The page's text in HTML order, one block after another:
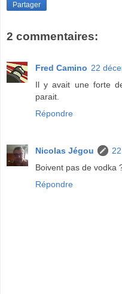
Partager
2 commentaires:
Fred Camino 22
Il y avait une forte
parait.
Répondre
Nicolas Jégou
Boivent pas de vodka
Répondre